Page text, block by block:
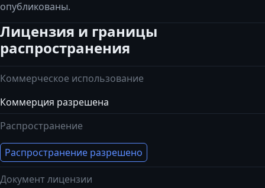
опубликованы.
Лицензия и границы
распространения
Коммерческое использование
Коммерция разрешена
Распространение
Распространение разрешено
Документ лицензии